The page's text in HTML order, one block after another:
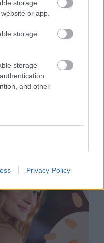
storage
or app.
storage
storage
and other
Privacy Policy
a valóra